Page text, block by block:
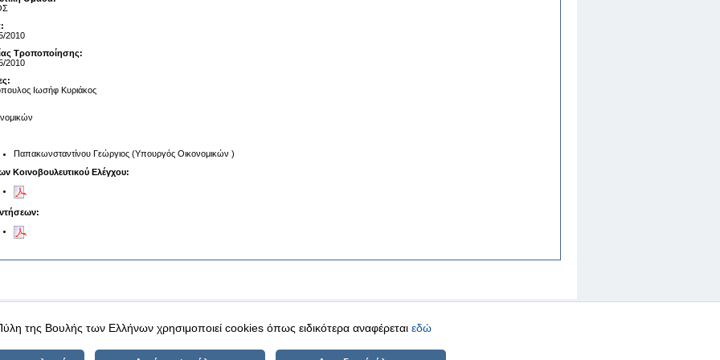
2010
Τροποποίησης:
2010
Ιωσήφ Κυριάκος
Παπακωνσταντίνου Γεώργιος (Υπουργός Οικονομικών )
Κοινοβουλευτικού Ελέγχου:
δεδομένα |Ασφάλεια & Πρόσβαση
της Βουλής των Ελλήνων χρησιμοποιεί cookies όπως ειδικότερα αναφέρεται εδώ